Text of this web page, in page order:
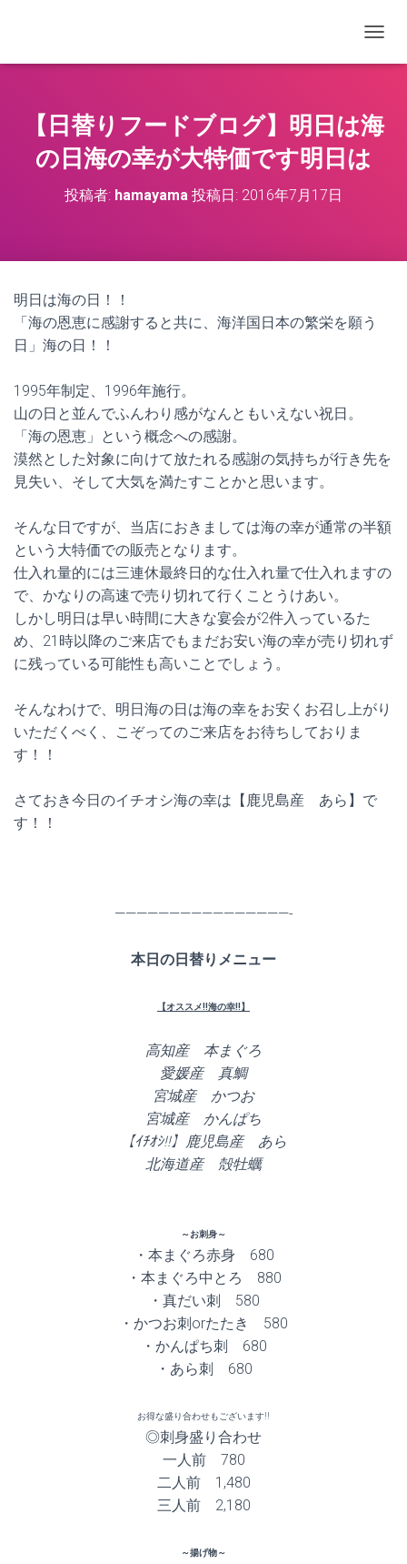
【日替りフードブログ】明日は海
の日海の幸が大特価です明日は
投稿者: hamayama 投稿日: 2016年7月17日
明日は海の日！！
「海の恩恵に感謝すると共に、海洋国日本の繁栄を願う
日」海の日！！
1995年制定、1996年施行。
山の日と並んでふんわり感がなんともいえない祝日。
「海の恩恵」という概念への感謝。
漠然とした対象に向けて放たれる感謝の気持ちが行き先を
見失い、そして大気を満たすことかと思います。
そんな日ですが、当店におきましては海の幸が通常の半額
という大特価での販売となります。
仕入れ量的には三連休最終日的な仕入れ量で仕入れますの
で、かなりの高速で売り切れて行くことうけあい。
しかし明日は早い時間に大きな宴会が2件入っているた
め、21時以降のご来店でもまだお安い海の幸が売り切れず
に残っている可能性も高いことでしょう。
そんなわけで、明日海の日は海の幸をお安くお召し上がり
いただくべく、こぞってのご来店をお待ちしておりま
す！！
さておき今日のイチオシ海の幸は【鹿児島産 あら】で
す！！
————————————————-
本日の日替りメニュー
【オススメ!!海の幸!!】
高知産 本まぐろ
愛媛産 真鯛
宮城産 かつお
宮城産 かんぱち
【ｲﾁｵｼ!!】鹿児島産 あら
北海道産 殻牡蠣
～お刺身～
・本まぐろ赤身 680
・本まぐろ中とろ 880
・真だい刺 580
・かつお刺orたたき 580
・かんぱち刺 680
・あら刺 680
お得な盛り合わせもございます!!
◎刺身盛り合わせ
一人前 780
二人前 1,480
三人前 2,180
～揚げ物～